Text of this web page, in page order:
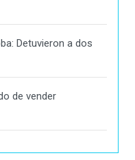
Detuvieron a dos
de vender